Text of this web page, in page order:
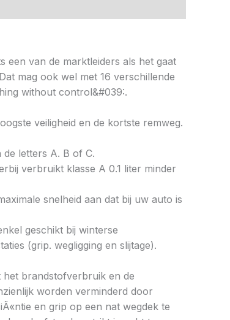
een van de marktleiders als het gaat
mag ook wel met 16 verschillende
without control&#039:.
veiligheid en de kortste remweg.
de letters A. B of C.
verbruikt klasse A 0.1 liter minder
snelheid aan dat bij uw auto is
geschikt bij winterse
(grip. wegligging en slijtage).
het brandstofverbruik en de
worden verminderd door
en grip op een nat wegdek te